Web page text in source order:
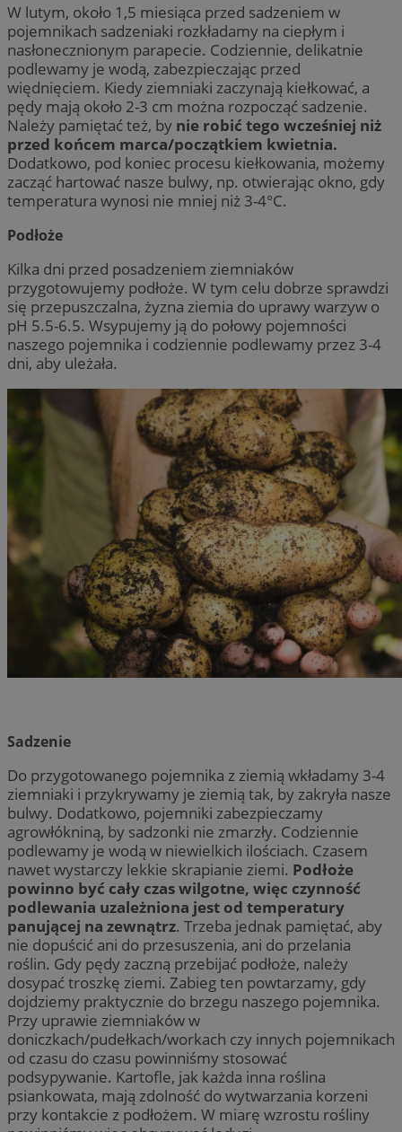
W lutym, około 1,5 miesiąca przed sadzeniem w
pojemnikach sadzeniaki rozkładamy na ciepłym i
nasłonecznionym parapecie. Codziennie, delikatnie
podlewamy je wodą, zabezpieczając przed
więdnięciem. Kiedy ziemniaki zaczynają kiełkować, a
pędy mają około 2-3 cm można rozpocząć sadzenie.
Należy pamiętać też, by nie robić tego wcześniej niż
przed końcem marca/początkiem kwietnia.
Dodatkowo, pod koniec procesu kiełkowania, możemy
zacząć hartować nasze bulwy, np. otwierając okno, gdy
temperatura wynosi nie mniej niż 3-4°C.
Podłoże
Kilka dni przed posadzeniem ziemniaków
przygotowujemy podłoże. W tym celu dobrze sprawdzi
się przepuszczalna, żyzna ziemia do uprawy warzyw o
pH 5.5-6.5. Wsypujemy ją do połowy pojemności
naszego pojemnika i codziennie podlewamy przez 3-4
dni, aby uleżała.
Sadzenie
Do przygotowanego pojemnika z ziemią wkładamy 3-4
ziemniaki i przykrywamy je ziemią tak, by zakryła nasze
bulwy. Dodatkowo, pojemniki zabezpieczamy
agrowłókniną, by sadzonki nie zmarzły. Codziennie
podlewamy je wodą w niewielkich ilościach. Czasem
nawet wystarczy lekkie skrapianie ziemi. Podłoże
powinno być cały czas wilgotne, więc czynność
podlewania uzależniona jest od temperatury
panującej na zewnątrz. Trzeba jednak pamiętać, aby
nie dopuścić ani do przesuszenia, ani do przelania
roślin. Gdy pędy zaczną przebijać podłoże, należy
dosypać troszkę ziemi. Zabieg ten powtarzamy, gdy
dojdziemy praktycznie do brzegu naszego pojemnika.
Przy uprawie ziemniaków w
doniczkach/pudełkach/workach czy innych pojemnikach
od czasu do czasu powinniśmy stosować
podsypywanie. Kartofle, jak każda inna roślina
psiankowata, mają zdolność do wytwarzania korzeni
przy kontakcie z podłożem. W miarę wzrostu rośliny